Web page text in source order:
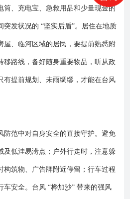
筒、充电宝、急救用品和少量现金的
突发状况的 “坚实后盾”。居住在地质
屋、临河区域的居民，要提前熟悉附
移路线，备好随身重要物品，听从政
有提前规划、未雨绸缪，才能在台风
防范中对自身安全的直接守护。避免
及低洼易涝点；户外行走时，注意躲
构筑物、广告牌附近停留；行车过程
车安全。台风 “桦加沙” 带来的强风